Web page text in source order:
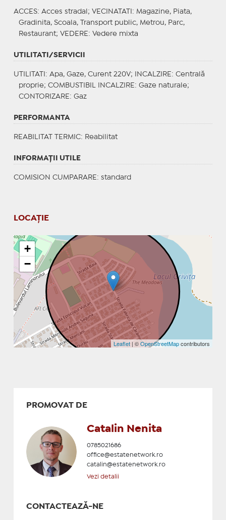
ACCES: Acces stradal; VECINATATI : Magazine, Piata,
Gradinita, Scoala, Transport public, Metrou, Parc,
Restaurant; VEDERE : Vedere mixta
UTILITATI/SERVICII
UTILITATI : Apa, Gaze, Curent 220V; INCALZIRE : Centrală
proprie; COMBUSTIBIL INCALZIRE : Gaze naturale;
CONTORIZARE : Gaz
PERFORMANTA
REABILITAT TERMIC: Reabilitat
INFORMAŢII UTILE
COMISION CUMPARARE: standard
LOCAȚIE
+
−
Leaflet | ©OpenStreetMapcontributors
PROMOVAT DE
Catalin Nenita
0785021686
office@estatenetwork.ro
catalin@estatenetwork.ro
Vezi detalii
CONTACTEAZĂ-NE